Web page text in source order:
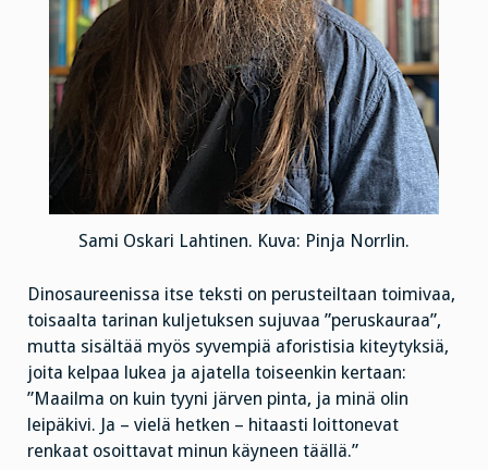
Sami Oskari Lahtinen. Kuva: Pinja Norrlin.
Dinosaureenissa itse teksti on perusteiltaan toimivaa,
toisaalta tarinan kuljetuksen sujuvaa ”peruskauraa”,
mutta sisältää myös syvempiä aforistisia kiteytyksiä,
joita kelpaa lukea ja ajatella toiseenkin kertaan:
”Maailma on kuin tyyni järven pinta, ja minä olin
leipäkivi. Ja – vielä hetken – hitaasti loittonevat
renkaat osoittavat minun käyneen täällä.”